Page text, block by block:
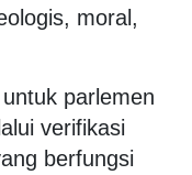
moral,
parlemen
verifikasi
berfungsi